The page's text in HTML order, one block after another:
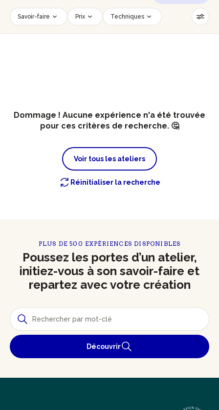
Savoir-faire Prix Techniques
Date Créneau horaire
Dommage ! Aucune expérience n'a été trouvée
pour ces critères de recherche. 🤔
Voir tous les ateliers
Réinitialiser la recherche
PLUS DE 500 EXPÉRIENCES DISPONIBLES
Poussez les portes d’un atelier,
initiez-vous à son savoir-faire et
repartez avec votre création
Découvrir